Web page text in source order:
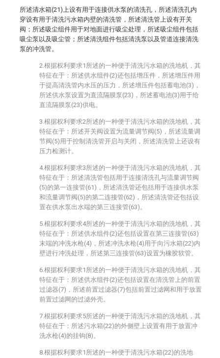
所述清水箱(21)上设有用于连接供水泵的清洗孔，所述清洗孔内
穿设有用于清洗污水箱内壁的清洗管，所述清洗管上设有开关
阀；所述吸尘组件用于对地面进行吸尘处理，所述吸尘组件包括
吸尘泵以及吸尘管；所述清洗组件包括清洗泵以及管道连接清洗
泵的冲洗管。
2.根据权利要求1所述的一种便于清洗污水箱的洗地机，其
特征在于：所述供水组件(2)还包括增压件，所述增压件用
于提高清洗管内水压的压力，所述增压件包括蓄电池(3)，
所述供水泵设置为直流隔膜泵(23)，所述蓄电池(3)用于给
直流隔膜泵(23)供电。
3.根据权利要求2所述的一种便于清洗污水箱的洗地机，其
特征在于：所述开关阀设置为流量调节阀(5)，所述流量调
节阀(5)用于控制清洗管开启与关闭，所述清洗管上还设有
压力检测计。
4.根据权利要求3所述的一种便于清洗污水箱的洗地机，其
特征在于：所述清洗管包括用于连接清洗孔与流量调节阀
(5)的第一连接管(61)，所述清洗管还包括用于连接供水泵
和流量调节阀(5)的第二连接管(62)，所述清洗管还包括设
置在供水泵出水端的第三连接管(63)。
5.根据权利要求4所述的一种便于清洗污水箱的洗地机，其
特征在于：所述供水组件(2)还包括设置在第三连接管(63)
末端的冲洗水枪(4)，所述冲洗水枪(4)用于向污水箱(22)内
壁进行冲洗处理，所述第三连接管(63)设置为橡胶软管。
6.根据权利要求1所述的一种便于清洗污水箱的洗地机，其
特征在于：所述供水组件(2)还包括设置在清洗管上的前置
过滤器(7)，所述前置过滤器(7)包括前置过滤网和用于放置
前置过滤网的过滤外壳。
7.根据权利要求5所述的一种便于清洗污水箱的洗地机，其
特征在于：所述污水箱(22)的外侧壁上设置有用于放置冲
洗水枪(4)的挂钩(8)。
8.根据权利要求1所述的一种便于清洗污水箱(22)的洗地